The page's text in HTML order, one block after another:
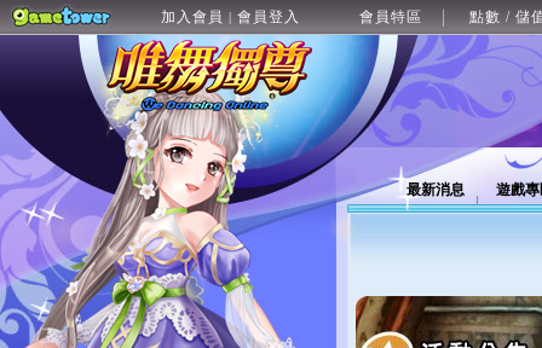
加入會員 | 會員登入 會員特區 點數 / 儲
最新消息 遊戲